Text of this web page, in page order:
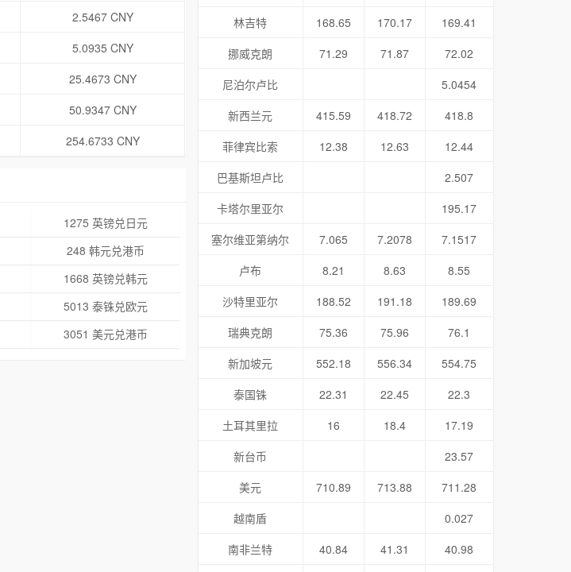
2.5467 CNY
5.0935 CNY
25.4673 CNY
50.9347 CNY
254.6733 CNY
1275 英镑兑日元
248 韩元兑港币
1668 英镑兑韩元
5013 泰铢兑欧元
3051 美元兑港币
林吉特
168.65 170.17
169.41
挪威克朗
71.29 71.87
72.02
尼泊尔卢比
5.0454
新西兰元
415.59 418.72
418.8
菲律宾比索
12.38 12.63
12.44
巴基斯坦卢比
2.507
卡塔尔里亚尔
195.17
塞尔维亚第纳尔
7.065 7.2078
7.1517
卢布
8.21 8.63
8.55
沙特里亚尔
188.52 191.18
189.69
瑞典克朗
75.36 75.96
76.1
新加坡元
552.18 556.34
554.75
泰国铢
22.31 22.45
22.3
土耳其里拉
16 18.4
17.19
新台币
23.57
美元
710.89 713.88
711.28
越南盾
0.027
南非兰特
40.84 41.31 40.98